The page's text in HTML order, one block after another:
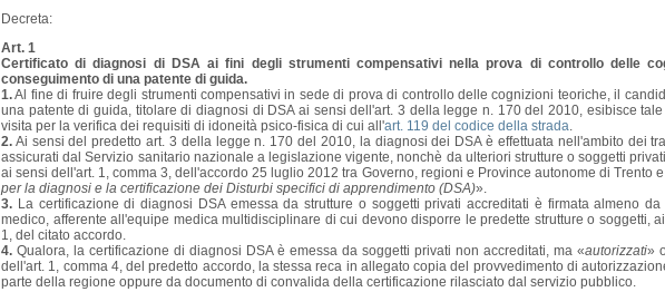
Decreta:
Art. 1
Certificato di diagnosi di DSA ai fini degli strumenti compensativi nella prova di controllo delle
conseguimento di una patente di guida.
1.Al fine di fruire degli strumenti compensativi in sede di prova di controllo delle cognizioni teoriche, il
una patente di guida, titolare di diagnosi di DSA ai sensi dell'art. 3 della legge n. 170 del 2010, esibisce
visita per la verifica dei requisiti di idoneità psico-fisica di cui all'art. 119 del codice della strada.
2. Ai sensi del predetto art. 3 della legge n. 170 del 2010, la diagnosi dei DSA è effettuata nell'ambito dei
assicurati dal Servizio sanitario nazionale a legislazione vigente, nonchè da ulteriori strutture o soggetti
ai sensi dell'art. 1, comma 3, dell'accordo 25 luglio 2012 tra Governo, regioni e Province autonome di Trento
per la diagnosi e la certificazione dei Disturbi specifici di apprendimento (DSA)».
3. La certificazione di diagnosi DSA emessa da strutture o soggetti privati accreditati è firmata almeno
medico, afferente all'equipe medica multidisciplinare di cui devono disporre le predette strutture o soggetti,
1, del citato accordo.
4. Qualora, la certificazione di diagnosi DSA è emessa da soggetti privati non accreditati, ma «autorizzati»
dell'art. 1, comma 4, del predetto accordo, la stessa reca in allegato copia del provvedimento di
parte della regione oppure da documento di convalida della certificazione rilasciato dal servizio pubblico.